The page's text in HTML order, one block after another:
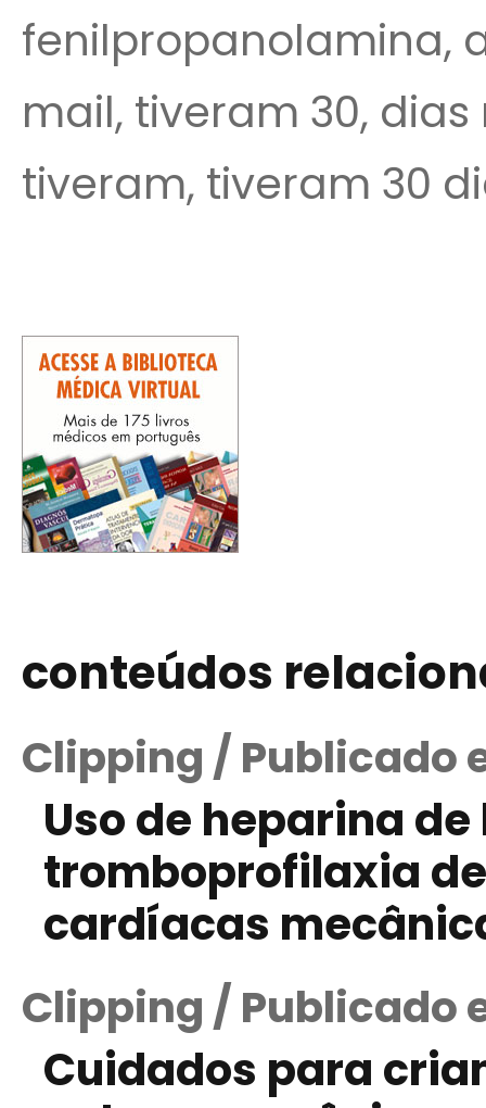
fenilpropanolamina,
mail, tiveram 30,
tiveram, tiveram 30
conteúdos
Clipping / Publicado
Uso de heparina
tromboprofilaxia
cardíacas
Clipping / Publicado
Cuidados para